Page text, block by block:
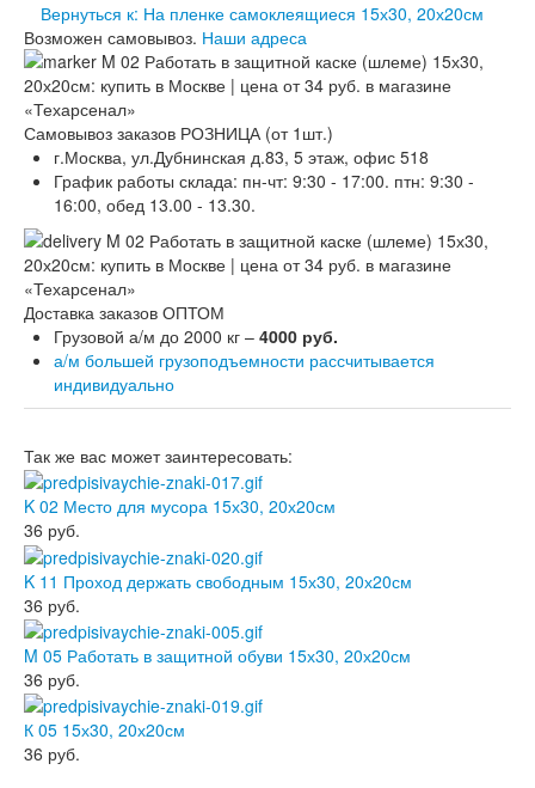
Статьи
Публичная оферта
Сертификаты
Вопрос-Ответ
Контакты
Вернуться к: На пленке самоклеящиеся 15х30, 20х20см
Возможен самовывоз. Наши адреса
Самовывоз заказов РОЗНИЦА (от 1шт.)
г.Москва, ул.Дубнинская д.83, 5 этаж, офис 518
График работы склада: пн-чт: 9:30 - 17:00. птн: 9:30 -
16:00, обед 13.00 - 13.30.
Доставка заказов ОПТОМ
Грузовой а/м до 2000 кг – 4000 руб.
а/м большей грузоподъемности рассчитывается
индивидуально
Так же вас может заинтересовать:
K 02 Место для мусора 15х30, 20х20см
36 руб.
K 11 Проход держать свободным 15х30, 20х20см
36 руб.
M 05 Работать в защитной обуви 15х30, 20х20см
36 руб.
К 05 15х30, 20х20см
36 руб.